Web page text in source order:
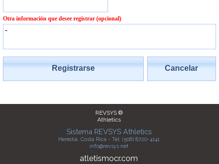
Otra información que desee registrar (opcional)
Registrarse Cancelar
REVSYS ®
Athletics
Sistema REVSYS Athletics
Heredia, Costa Rica - Tel. (506) 8720-4141
info@revsys.net
atletismocr.com